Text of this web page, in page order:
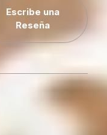
Escribe una
Reseña